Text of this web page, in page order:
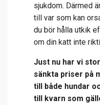
sjukdom. Därmed
till var som kan
du bör hålla utkik
om din katt inte
Just nu har vi
sänkta priser på
till både hundar
till kvarn som